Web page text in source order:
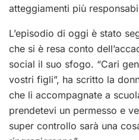
atteggiamenti più
L’episodio di oggi è stato
che si è resa conto
social il suo sfogo. “Cari
vostri figli”, ha scritto la
che li accompagnate a
prendetevi un permesso e
super controllo sarà una